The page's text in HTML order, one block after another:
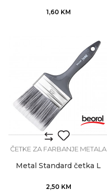
1,60 KM
ČETKE ZA FARBANJE METALA
Metal Standard četka L
2,50 KM